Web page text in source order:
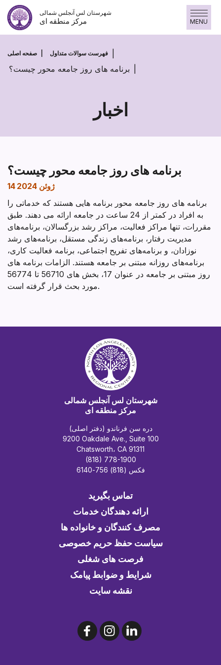
پرش
محتوا
شهرستان لس آنجلس شمالی
مرکز منطقه ای MENU
صفحه اصلی فهرست سوالات متداول
برنامه های روز جامعه محور چیست؟
اخبار
برنامه های روز جامعه محور چیست؟
14 ژوئن 2024
برنامه های روز جامعه محور برنامه هایی هستند که خدماتی را
به افراد در کمتر از 24 ساعت در جامعه ارائه می دهند. طبق
مقررات، تنها مراکز فعالیت، مراکز رشد بزرگسالان، برنامه‌های
مدیریت رفتار، برنامه‌های زندگی مستقل، برنامه‌های رشد
نوزادان، و برنامه‌های تفریح اجتماعی، برنامه فعالیت کاری،
برنامه‌های روزانه مبتنی بر جامعه هستند. الزامات برنامه های
روز مبتنی بر جامعه در عنوان 17، بخش های 56710 تا 56774
مورد بحث قرار گرفته است.
شهرستان لس آنجلس شمالی
مرکز منطقه ای
دره سن فرناندو (دفتر اصلی)
9200 Oakdale Ave., Suite 100
Chatsworth، CA 91311
(818) 778-1900
فکس (818) 756-6140
تماس بگیرید
ارائه دهندگان خدمات
مصرف کنندگان و خانواده ها
سیاست حفظ حریم خصوصی
فرصت های شغلی
شرایط و ضوابط پیامک
نقشه سایت